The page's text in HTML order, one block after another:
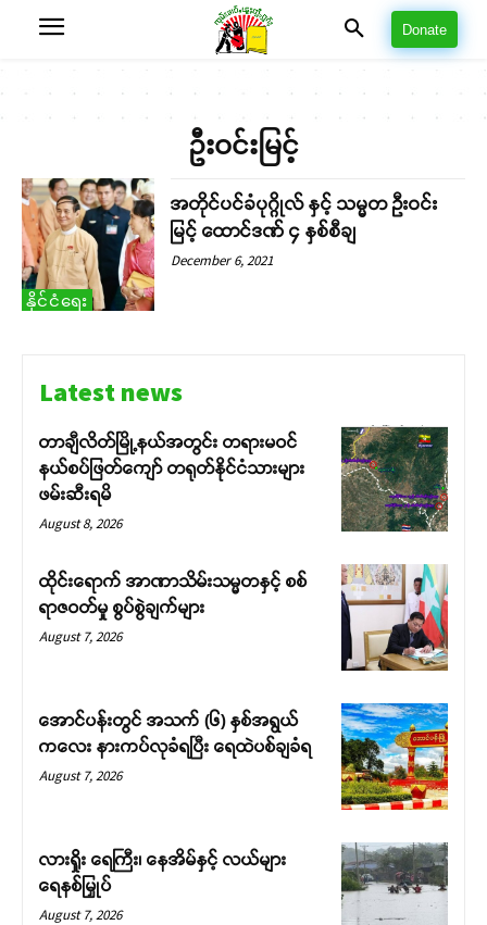
Donate
ဦးဝင်းမြင့်
နိုင်ငံရေး
အတိုင်ပင်ခံပုဂ္ဂိုလ် နှင့် သမ္မတ ဦးဝင်း
မြင့် ထောင်ဒဏ် ၄ နှစ်စီချ
December 6, 2021
Latest news
တာချီလိတ်မြို့နယ်အတွင်း တရားမဝင်
နယ်စပ်ဖြတ်ကျော် တရုတ်နိုင်ငံသားများ
ဖမ်းဆီးရမိ
August 8, 2026
ထိုင်းရောက် အာဏာသိမ်းသမ္မတနှင့် စစ်
ရာဇဝတ်မှု စွပ်စွဲချက်များ
August 7, 2026
အောင်ပန်းတွင် အသက် (၆) နှစ်အရွယ်
ကလေး နားကပ်လုခံရပြီး ရေထဲပစ်ချခံရ
August 7, 2026
လားရှိုး ရေကြီး၊ နေအိမ်နှင့် လယ်များ
ရေနစ်မြှုပ်
August 7, 2026